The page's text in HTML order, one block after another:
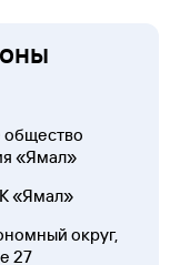
«Ямал»
«Ямал»
округ,
27